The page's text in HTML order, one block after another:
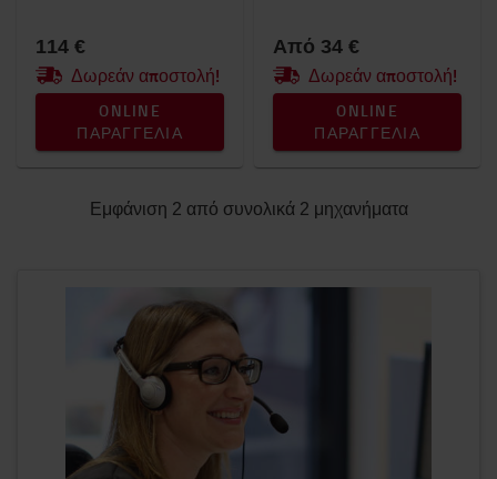
εσωτερικής καύσης
Κατηγορία
Προστασία κρούσεων
114 €
Δωρεάν αποστολή!
ONLINE
ΠΑΡΑΓΓΕΛΊΑ
Από 34 €
Δωρεάν αποστολή!
ONLINE
ΠΑΡΑΓΓΕΛΊΑ
Εμφάνιση 2 από συνολικά 2 μηχανήματα